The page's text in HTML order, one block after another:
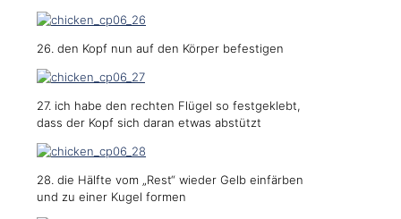
26. den Kopf nun auf den Körper befestigen
27. ich habe den rechten Flügel so festgeklebt,
dass der Kopf sich daran etwas abstützt
28. die Hälfte vom „Rest“ wieder Gelb einfärben
und zu einer Kugel formen